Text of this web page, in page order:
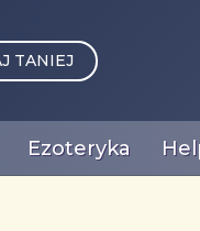
TANIEJ
Ezoteryka